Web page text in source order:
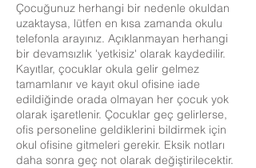
Çocuğunuz herhangi bir nedenle okuldan
uzaktaysa, lütfen en kısa zamanda okulu
telefonla arayınız. Açıklanmayan herhangi
bir devamsızlık 'yetkisiz' olarak kaydedilir.
Kayıtlar, çocuklar okula gelir gelmez
tamamlanır ve kayıt okul ofisine iade
edildiğinde orada olmayan her çocuk yok
olarak işaretlenir. Çocuklar geç gelirlerse,
ofis personeline geldiklerini bildirmek için
okul ofisine gitmeleri gerekir. Eksik notları
daha sonra geç not olarak değiştirilecektir.